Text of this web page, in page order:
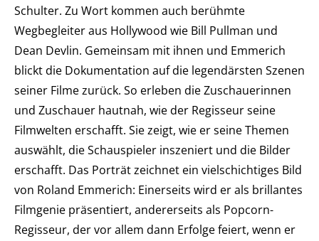
Schulter. Zu Wort kommen auch berühmte
Wegbegleiter aus Hollywood wie Bill Pullman und
Dean Devlin. Gemeinsam mit ihnen und Emmerich
blickt die Dokumentation auf die legendärsten Szenen
seiner Filme zurück. So erleben die Zuschauerinnen
und Zuschauer hautnah, wie der Regisseur seine
Filmwelten erschafft. Sie zeigt, wie er seine Themen
auswählt, die Schauspieler inszeniert und die Bilder
erschafft. Das Porträt zeichnet ein vielschichtiges Bild
von Roland Emmerich: Einerseits wird er als brillantes
Filmgenie präsentiert, andererseits als Popcorn-
Regisseur, der vor allem dann Erfolge feiert, wenn er